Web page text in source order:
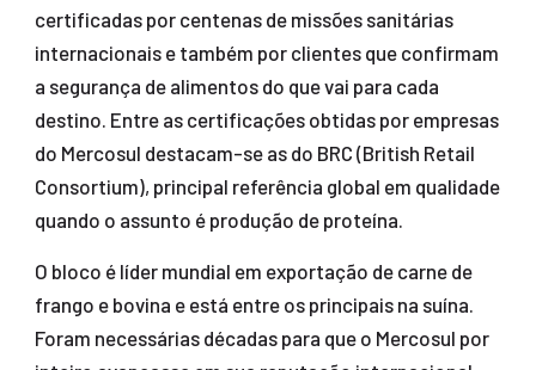
certificadas por centenas de missões sanitárias
internacionais e também por clientes que confirmam
a segurança de alimentos do que vai para cada
destino. Entre as certificações obtidas por empresas
do Mercosul destacam-se as do BRC (British Retail
Consortium), principal referência global em qualidade
quando o assunto é produção de proteína.
O bloco é líder mundial em exportação de carne de
frango e bovina e está entre os principais na suína.
Foram necessárias décadas para que o Mercosul por